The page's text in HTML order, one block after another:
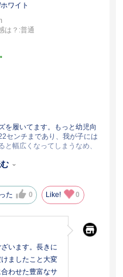
ワイト
は？ :普通
を履いてます。もっと幼児向
センチまであり、我が子には
幅広くなってしまうなめ、
っぽく黒にしました。親とし
た 0 Like! 0
います。長きに
ましたこと大変
わせた豊富なサ